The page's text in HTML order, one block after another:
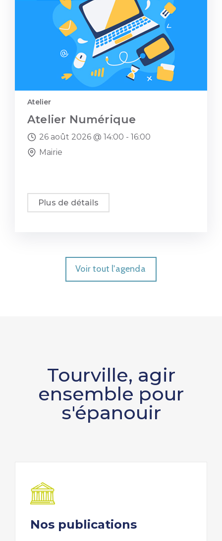
Atelier
Atelier Numérique
26 août 2026 @ 14:00 - 16:00
Mairie
Plus de détails
Voir tout l'agenda
Tourville, agir
ensemble pour
s'épanouir
Nos publications